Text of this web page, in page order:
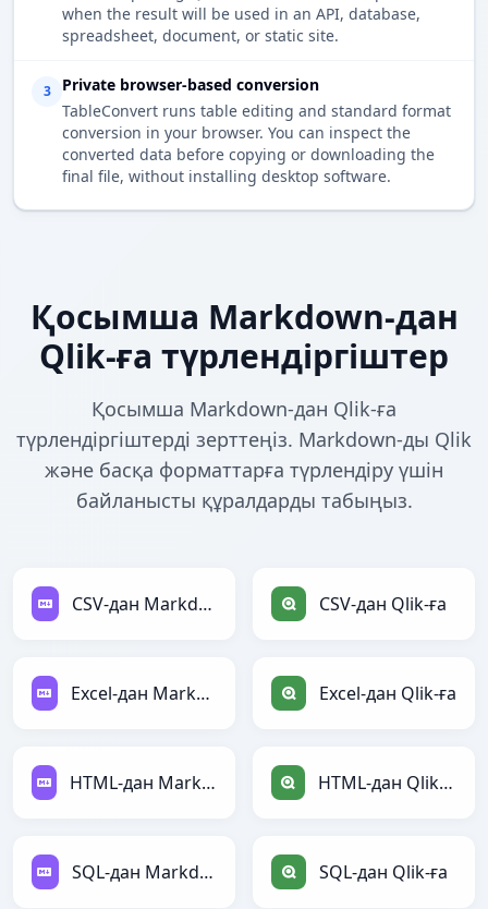
when the result will be used in an API, database,
spreadsheet, document, or static site.
3
Private browser-based conversion
TableConvert runs table editing and standard format
conversion in your browser. You can inspect the
converted data before copying or downloading the
final file, without installing desktop software.
Қосымша Markdown-дан
Qlik-ға түрлендіргіштер
Қосымша Markdown-дан Qlik-ға
түрлендіргіштерді зерттеңіз. Markdown-ды Qlik
және басқа форматтарға түрлендіру үшін
байланысты құралдарды табыңыз.
CSV-дан Markdown-ға CSV-дан Qlik-ға
Excel-дан Markdown-ға Excel-дан Qlik-ға
HTML-дан Markdown-ға HTML-дан Qlik-ға
SQL-дан Markdown-ға SQL-дан Qlik-ға